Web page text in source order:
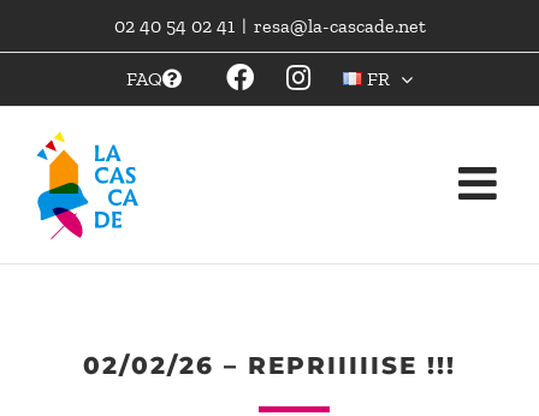
02 40 54 02 41 | resa@la-cascade.net
FAQ FR
02/02/26 – REPRIIIIISE !!!